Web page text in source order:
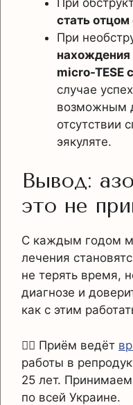
стать
При
нахождения
micro-TESE
случае
возможным
отсутствии
эякуляте.
Вывод:
это не
С каждым годом
лечения
не терять время,
диагнозе и
как с этим
👨‍⚕️ Приём ведёт
работы в
25 лет.
по всей Украине.